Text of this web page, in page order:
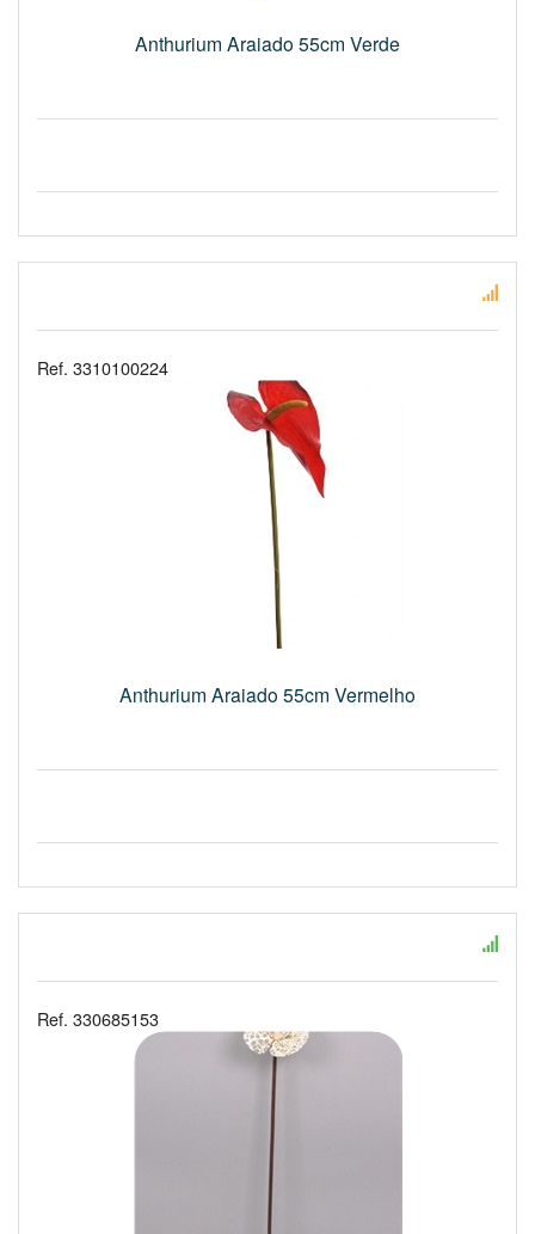
Anthurium Araiado 55cm Verde
Ref. 3310100224
Anthurium Araiado 55cm Vermelho
Ref. 330685153